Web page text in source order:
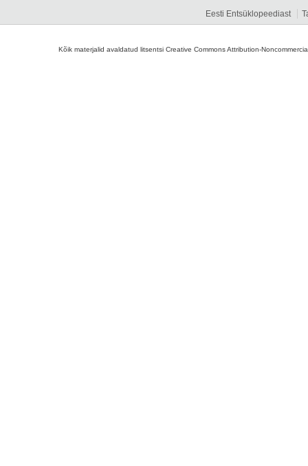
Eesti Entsüklopeediast
Kõik materjalid avaldatud litsentsi Creative Commons Attribution-